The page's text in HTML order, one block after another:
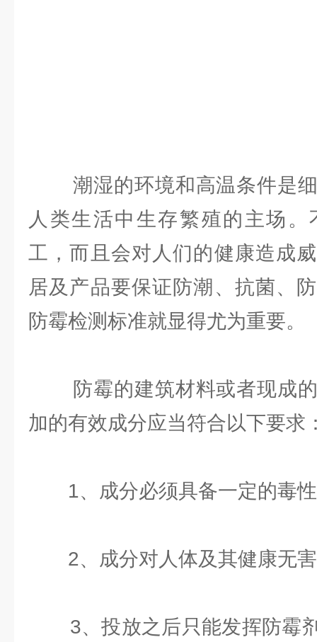
潮湿的环境和高温条件是细
人类生活中生存繁殖的主场
工，而且会对人们的健康造成
居及产品要保证防潮、抗菌、
防霉检测标准就显得尤为重要。
防霉的建筑材料或者现成的
加的有效成分应当符合以下要求
1、成分必须具备一定的毒
2、成分对人体及其健康无
3、投放之后只能发挥防霉